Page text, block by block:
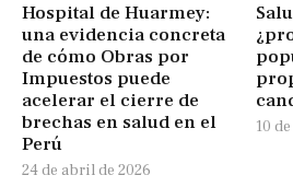
Hospital de Huarmey:
una evidencia concreta
de cómo Obras por
Impuestos puede
acelerar el cierre de
brechas en salud en el
Perú
24 de abril de 2026
10